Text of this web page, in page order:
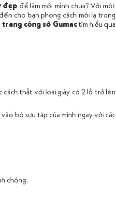
đẹp để làm mới mình chưa? Với một
cho bạn phong cách mới lạ trong
công sở Gumactìm hiểu qua
cách thắt với loại giày có 2 lỗ trở lên
bộ sưu tập của mình ngay với các
chóng.